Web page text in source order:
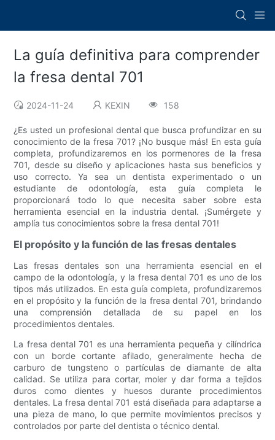
La guía definitiva para comprender
la fresa dental 701
2024-11-24 KEXIN 158
¿Es usted un profesional dental que busca profundizar en su
conocimiento de la fresa 701? ¡No busque más! En esta guía
completa, profundizaremos en los pormenores de la fresa
701, desde su diseño y aplicaciones hasta sus beneficios y
uso correcto. Ya sea un dentista experimentado o un
estudiante de odontología, esta guía completa le
proporcionará todo lo que necesita saber sobre esta
herramienta esencial en la industria dental. ¡Sumérgete y
amplía tus conocimientos sobre la fresa dental 701!
El propósito y la función de las fresas dentales
Las fresas dentales son una herramienta esencial en el
campo de la odontología, y la fresa dental 701 es uno de los
tipos más utilizados. En esta guía completa, profundizaremos
en el propósito y la función de la fresa dental 701, brindando
una comprensión detallada de su papel en los
procedimientos dentales.
La fresa dental 701 es una herramienta pequeña y cilíndrica
con un borde cortante afilado, generalmente hecha de
carburo de tungsteno o partículas de diamante de alta
calidad. Se utiliza para cortar, moler y dar forma a tejidos
duros como dientes y huesos durante procedimientos
dentales. La fresa dental 701 está diseñada para adaptarse a
una pieza de mano, lo que permite movimientos precisos y
controlados por parte del dentista o técnico dental.